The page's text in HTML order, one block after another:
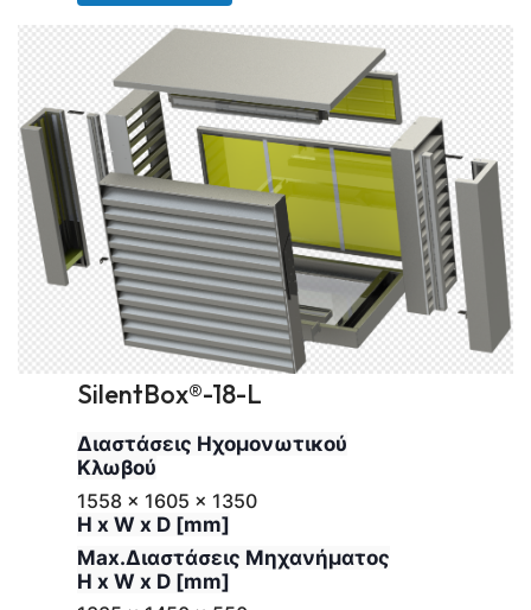
SilentBox®-18-L
Διαστάσεις Ηχομονωτικού
Κλωβού
1558 x 1605 x 1350
H x W x D [mm]
Max.Διαστάσεις Μηχανήματος
H x W x D [mm]